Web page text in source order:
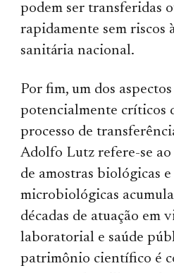
podem ser transferidas
rapidamente sem riscos
sanitária nacional.
Por fim, um dos
potencialmente críticos
processo de
Adolfo Lutz refere-se ao
de amostras biológicas e
microbiológicas
décadas de atuação em
laboratorial e saúde
patrimônio científico é